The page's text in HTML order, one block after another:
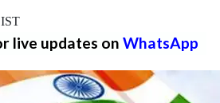
live updates on WhatsApp